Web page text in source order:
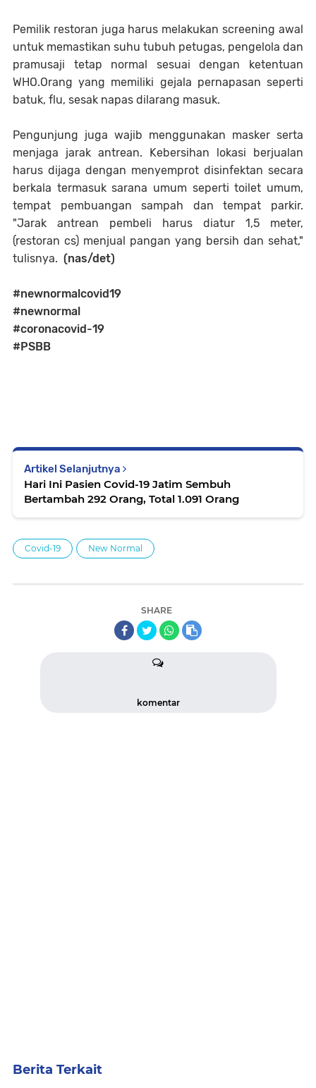
Pemilik restoran juga harus melakukan screening awal
untuk memastikan suhu tubuh petugas, pengelola dan
pramusaji tetap normal sesuai dengan ketentuan
WHO.Orang yang memiliki gejala pernapasan seperti
batuk, flu, sesak napas dilarang masuk.
Pengunjung juga wajib menggunakan masker serta
menjaga jarak antrean. Kebersihan lokasi berjualan
harus dijaga dengan menyemprot disinfektan secara
berkala termasuk sarana umum seperti toilet umum,
tempat pembuangan sampah dan tempat parkir.
"Jarak antrean pembeli harus diatur 1,5 meter,
(restoran cs) menjual pangan yang bersih dan sehat,"
tulisnya. (nas/det)
#newnormalcovid19
#newnormal
#coronacovid-19
#PSBB
Artikel Selanjutnya
Hari Ini Pasien Covid-19 Jatim Sembuh
Bertambah 292 Orang, Total 1.091 Orang
Covid-19 New Normal
SHARE
komentar
Berita Terkait